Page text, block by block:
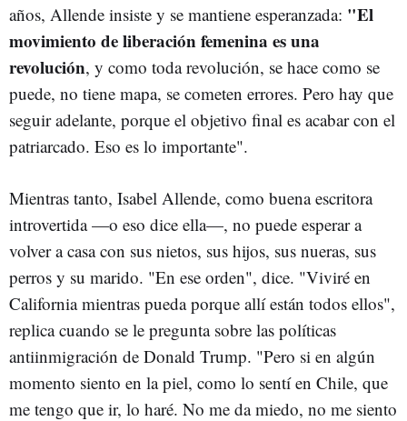
años, Allende insiste y se mantiene esperanzada: "El
movimiento de liberación femenina es una
revolución, y como toda revolución, se hace como se
puede, no tiene mapa, se cometen errores. Pero hay que
seguir adelante, porque el objetivo final es acabar con el
patriarcado. Eso es lo importante".
Mientras tanto, Isabel Allende, como buena escritora
introvertida —o eso dice ella—, no puede esperar a
volver a casa con sus nietos, sus hijos, sus nueras, sus
perros y su marido. "En ese orden", dice. "Viviré en
California mientras pueda porque allí están todos ellos",
replica cuando se le pregunta sobre las políticas
antiinmigración de Donald Trump. "Pero si en algún
momento siento en la piel, como lo sentí en Chile, que
me tengo que ir, lo haré. No me da miedo, no me siento